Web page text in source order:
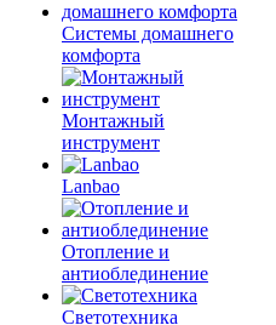
Системы домашнего
комфорта
Монтажный
инструмент
Lanbao
Отопление и
антиоблединение
Светотехника